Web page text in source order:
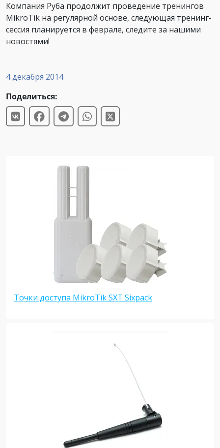
4 декабря 2014
Поделиться:
Точки доступа MikroTik SXT Sixpack
Компания Руба продолжит проведение тренингов
MikroTik на регулярной основе, следующая тренинг-
сессия планируется в феврале, следите за нашими
новостями!